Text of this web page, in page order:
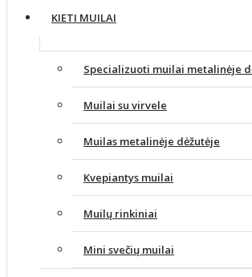
KIETI MUILAI
Specializuoti muilai metalinėje
Muilai su virvele
Muilas metalinėje dėžutėje
Kvepiantys muilai
Muilų rinkiniai
Mini svečių muilai